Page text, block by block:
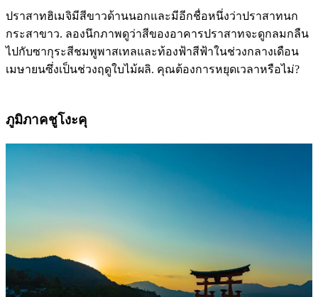
ปราสาทฮิเมจิมีสีขาวด้านนอกและมีอีกชื่อหนึ่งว่าปราสาทนก
กระสาขาว. ลองนึกภาพดูว่าสีของอาคารปราสาทจะดูกลมกลืน
ไปกับซากุระสีชมพูพาสเทลและท้องฟ้าสีฟ้าในช่วงกลางเดือน
เมษายนซึ่งเป็นช่วงฤดูใบไม้ผลิ. คุณต้องการหยุดเวลาหรือไม่?
ภูมิภาคชูโงะคุ